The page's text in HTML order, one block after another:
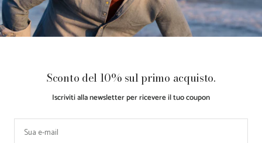
Sconto del 10% sul primo acquisto.
Iscriviti alla newsletter per ricevere il tuo coupon
Sua e-mail
Paese/Area
Lingua
Made with ♥
by
Retail
Partner
Le tue preferenze relative alla
privacy